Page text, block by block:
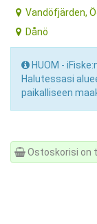
Vandöfjärden,
Dånö
HUOM -
Halutessasi
paikalliseen
Ostoskorisi on